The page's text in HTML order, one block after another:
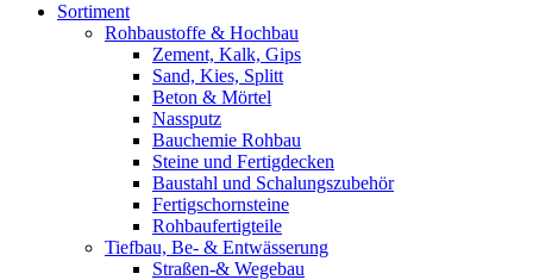
Sortiment
Rohbaustoffe & Hochbau
Zement, Kalk, Gips
Sand, Kies, Splitt
Beton & Mörtel
Nassputz
Bauchemie Rohbau
Steine und Fertigdecken
Baustahl und Schalungszubehör
Fertigschornsteine
Rohbaufertigteile
Tiefbau, Be- & Entwässerung
Straßen-& Wegebau